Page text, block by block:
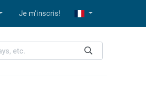
Je m'inscris!